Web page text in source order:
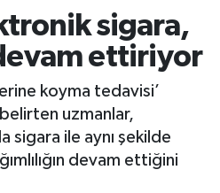
sigara,
devam ettiriyor
koyma tedavisi’
belirten uzmanlar,
sigara ile aynı şekilde
devam ettiğini